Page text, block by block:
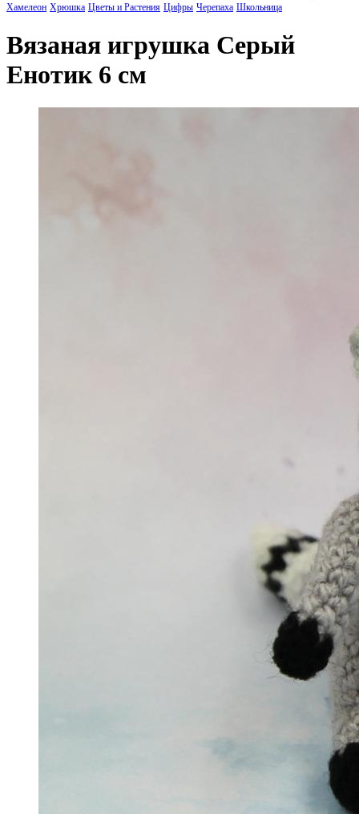
Хамелеон Хрюшка Цветы и Растения Цифры Черепаха Школьница
Вязаная игрушка Серый
Енотик 6 см